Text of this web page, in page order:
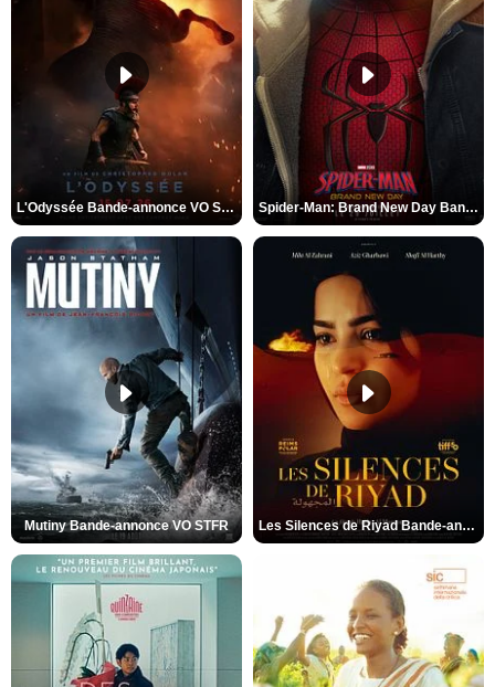
L'Odyssée Bande-annonce VO STFR Spider-Man: Brand New Day Bande-annonce VO STFR
Mutiny Bande-annonce VO STFR Les Silences de Riyad Bande-annonce VO STFR